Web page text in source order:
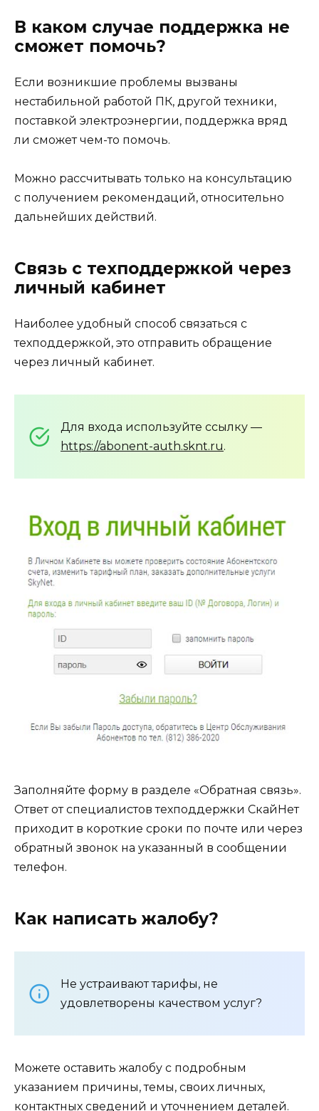
В каком случае поддержка не
сможет помочь?
Если возникшие проблемы вызваны
нестабильной работой ПК, другой техники,
поставкой электроэнергии, поддержка вряд
ли сможет чем-то помочь.
Можно рассчитывать только на консультацию
с получением рекомендаций, относительно
дальнейших действий.
Связь с техподдержкой через
личный кабинет
Наиболее удобный способ связаться с
техподдержкой, это отправить обращение
через личный кабинет.
Для входа используйте ссылку —
https://abonent-auth.sknt.ru.
Заполняйте форму в разделе «Обратная связь».
Ответ от специалистов техподдержки СкайНет
приходит в короткие сроки по почте или через
обратный звонок на указанный в сообщении
телефон.
Как написать жалобу?
Не устраивают тарифы, не
удовлетворены качеством услуг?
Можете оставить жалобу с подробным
указанием причины, темы, своих личных,
контактных сведений и уточнением деталей.